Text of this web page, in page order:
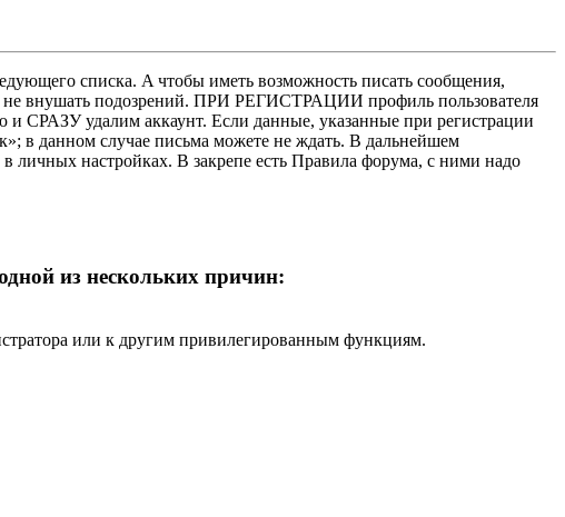
списка. A чтобы иметь возможность писать сообщения,
не внушать подозрений. ПРИ РЕГИСТРАЦИИ профиль пользователя
СРАЗУ удалим аккаунт. Если данные, указанные при регистрации
в данном случае письма можете не ждать. В дальнейшем
личных настройках. В закрепе есть Правила форума, с ними надо
из нескольких причин:
или к другим привилегированным функциям.